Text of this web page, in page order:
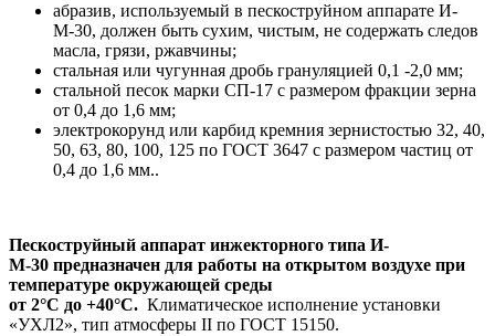
абразив, используемый в пескоструйном аппарате И-
М-30, должен быть сухим, чистым, не содержать следов
масла, грязи, ржавчины;
стальная или чугунная дробь грануляцией 0,1 -2,0 мм;
стальной песок марки СП-17 с размером фракции зерна
от 0,4 до 1,6 мм;
электрокорунд или карбид кремния зернистостью 32, 40,
50, 63, 80, 100, 125 по ГОСТ 3647 с размером частиц от
0,4 до 1,6 мм..
Пескоструйный аппарат инжекторного типа И-
М-30 предназначен для работы на открытом воздухе при
температуре окружающей среды
от 2°С до +40°С. Климатическое исполнение установки
«УХЛ2», тип атмосферы II по ГОСТ 15150.